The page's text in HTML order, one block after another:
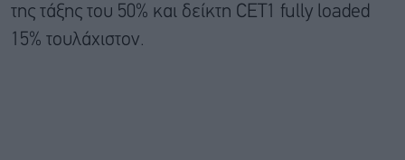
της τάξης του 50% και δείκτη CET1 fully loaded
15% τουλάχιστον.